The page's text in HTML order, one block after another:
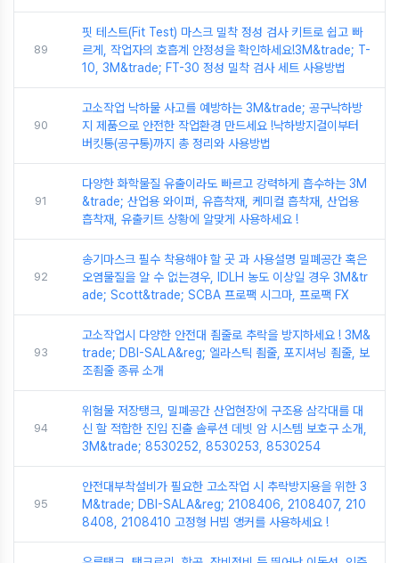
89
핏 테스트(Fit Test) 마스크 밀착 정성 검사 키트로 쉽고 빠
르게, 작업자의 호흡계 안정성을 확인하세요!3M&trade; T-
10, 3M&trade; FT-30 정성 밀착 검사 세트 사용방법
90
고소작업 낙하물 사고를 예방하는 3M&trade; 공구낙하방
지 제품으로 안전한 작업환경 만드세요 !낙하방지걸이부터
버킷통(공구통)까지 총 정리와 사용방법
91
다양한 화학물질 유출이라도 빠르고 강력하게 흡수하는 3M
&trade; 산업용 와이퍼, 유흡착재, 케미컬 흡착재, 산업용
흡착재, 유출키트 상황에 알맞게 사용하세요 !
92
송기마스크 필수 착용해야 할 곳 과 사용설명 밀폐공간 혹은
오염물질을 알 수 없는경우, IDLH 농도 이상일 경우 3M&tr
ade; Scott&trade; SCBA 프로팩 시그마, 프로팩 FX
93
고소작업시 다양한 안전대 죔줄로 추락을 방지하세요 ! 3M&
trade; DBI-SALA&reg; 엘라스틱 죔줄, 포지셔닝 죔줄, 보
조죔줄 종류 소개
94
위험물 저장탱크, 밀폐공간 산업현장에 구조용 삼각대를 대
신 할 적합한 진입 진출 솔루션 데빗 암 시스템 보호구 소개,
3M&trade; 8530252, 8530253, 8530254
95
안전대부착설비가 필요한 고소작업 시 추락방지용을 위한 3
M&trade; DBI-SALA&reg; 2108406, 2108407, 210
8408, 2108410 고정형 H빔 앵커를 사용하세요 !